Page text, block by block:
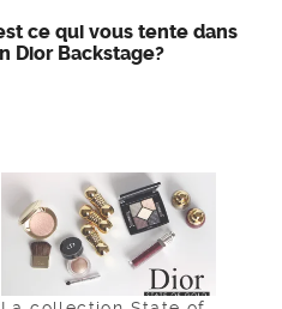
Gold de DIOR
janvier 2, 2016
Dans "Dior"